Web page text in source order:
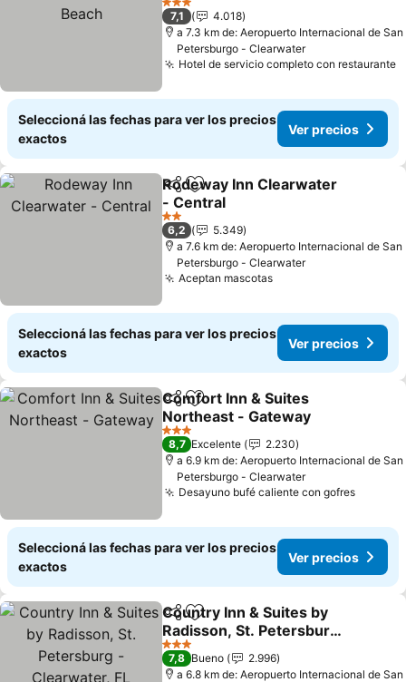
3 Estrellas
7,1
4.018
a 7.3 km de: Aeropuerto Internacional de San
Petersburgo - Clearwater
Hotel de servicio completo con restaurante
Seleccioná las fechas para ver los precios
exactos
Ver precios
CompartirAñadir a favoritos
Rodeway Inn Clearwater
- Central
2 Estrellas
6,2
5.349
a 7.6 km de: Aeropuerto Internacional de San
Petersburgo - Clearwater
Aceptan mascotas
Seleccioná las fechas para ver los precios
exactos
Ver precios
CompartirAñadir a favoritos
Comfort Inn & Suites
Northeast - Gateway
3 Estrellas
8,7 Excelente
2.230
a 6.9 km de: Aeropuerto Internacional de San
Petersburgo - Clearwater
Desayuno bufé caliente con gofres
Seleccioná las fechas para ver los precios
exactos
Ver precios
CompartirAñadir a favoritos
Country Inn & Suites by
Radisson, St. Petersburg
- Clearwater, FL
3 Estrellas
7,8 Bueno
2.996
a 6.8 km de: Aeropuerto Internacional de San